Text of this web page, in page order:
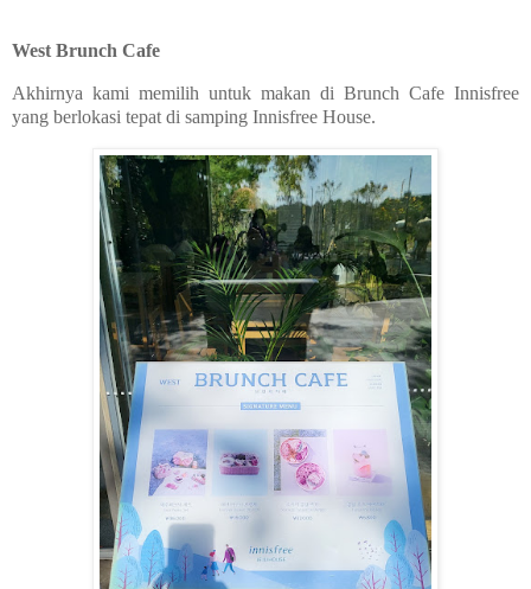
West Brunch Cafe
Akhirnya kami memilih untuk makan di Brunch Cafe Innisfree
yang berlokasi tepat di samping Innisfree House.